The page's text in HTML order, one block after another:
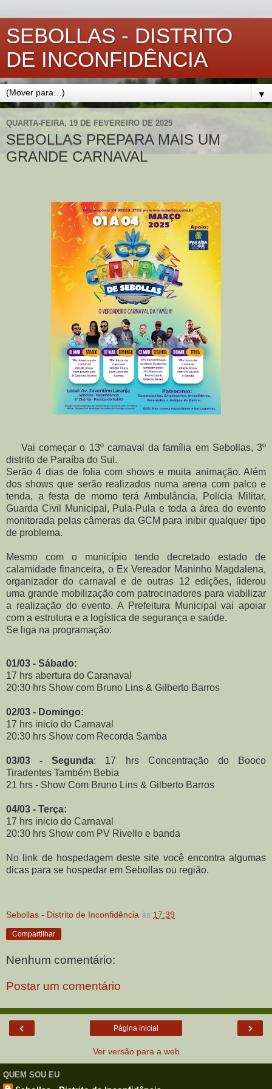
SEBOLLAS - DISTRITO
DE INCONFIDÊNCIA
▼
QUARTA-FEIRA, 19 DE FEVEREIRO DE 2025
SEBOLLAS PREPARA MAIS UM
GRANDE CARNAVAL
Vai começar o 13º carnaval da família em Sebollas, 3º
distrito de Paraíba do Sul.
Serão 4 dias de folia com shows e muita animação. Além
dos shows que serão realizados numa arena com palco e
tenda, a festa de momo terá Ambulância, Polícia Militar,
Guarda Civil Municipal, Pula-Pula e toda a área do evento
monitorada pelas câmeras da GCM para inibir qualquer tipo
de problema.
Mesmo com o município tendo decretado estado de
calamidade financeira, o Ex Vereador Maninho Magdalena,
organizador do carnaval e de outras 12 edições, liderou
uma grande mobilização com patrocinadores para viabilizar
a realização do evento. A Prefeitura Municipal vai apoiar
com a estrutura e a logística de segurança e saúde.
Se liga na programação:
01/03 - Sábado:
17 hrs abertura do Caranaval
20:30 hrs Show com Bruno Lins & Gilberto Barros
02/03 - Domingo:
17 hrs inicio do Carnaval
20:30 hrs Show com Recorda Samba
03/03 - Segunda: 17 hrs Concentração do Booco
Tiradentes Também Bebia
21 hrs - Show Com Bruno Lins & Gilberto Barros
04/03 - Terça:
17 hrs inicio do Carnaval
20:30 hrs Show com PV Rivello e banda
No link de hospedagem deste site você encontra algumas
dicas para se hospedar em Sebollas ou região.
Sebollas - Distrito de Inconfidência às 17:39
Compartilhar
Nenhum comentário:
Postar um comentário
‹ ›
Página inicial
Ver versão para a web
QUEM SOU EU